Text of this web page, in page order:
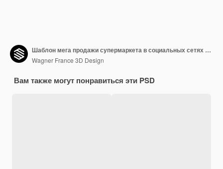
Шаблон мега продажи супермаркета в социальных сетях с дисплеем
Wagner France 3D Design
Вам также могут понравиться эти PSD